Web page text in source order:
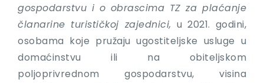
gospodarstvu i o obrascima TZ za plaćanje
članarine turističkoj zajednici, u 2021. godini,
osobama koje pružaju ugostiteljske usluge u
domaćinstvu ili na obiteljskom
poljoprivrednom gospodarstvu, visina